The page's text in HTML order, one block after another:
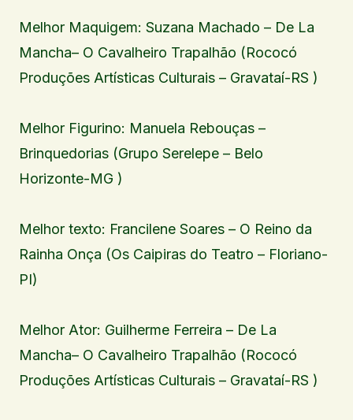
Melhor Maquigem: Suzana Machado – De La
Mancha– O Cavalheiro Trapalhão (Rococó
Produções Artísticas Culturais – Gravataí-RS )
Melhor Figurino: Manuela Rebouças –
Brinquedorias (Grupo Serelepe – Belo
Horizonte-MG )
Melhor texto: Francilene Soares – O Reino da
Rainha Onça (Os Caipiras do Teatro – Floriano-
PI)
Melhor Ator: Guilherme Ferreira – De La
Mancha– O Cavalheiro Trapalhão (Rococó
Produções Artísticas Culturais – Gravataí-RS )